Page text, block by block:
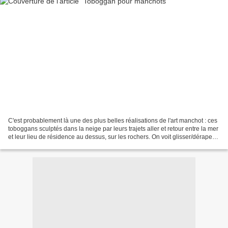
C'est probablement là une des plus belles réalisations de l'art manchot : ces
toboggans sculptés dans la neige par leurs trajets aller et retour entre la mer
et leur lieu de résidence au dessus, sur les rochers. On voit glisser/déraper